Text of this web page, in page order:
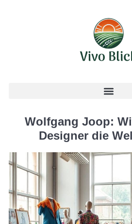
Wolfgang Joop:
Designer die